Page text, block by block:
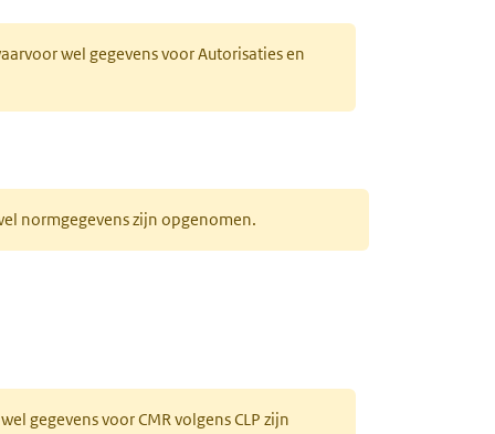
wel gegevens voor Autorisaties en
normgegevens zijn opgenomen.
gegevens voor CMR volgens CLP zijn